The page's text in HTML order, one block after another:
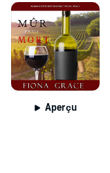
Aperçu